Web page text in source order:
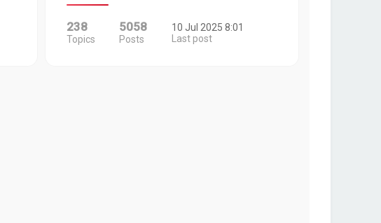
238
Topics
5058
Posts
10 Jul 2025 8:01
Last post